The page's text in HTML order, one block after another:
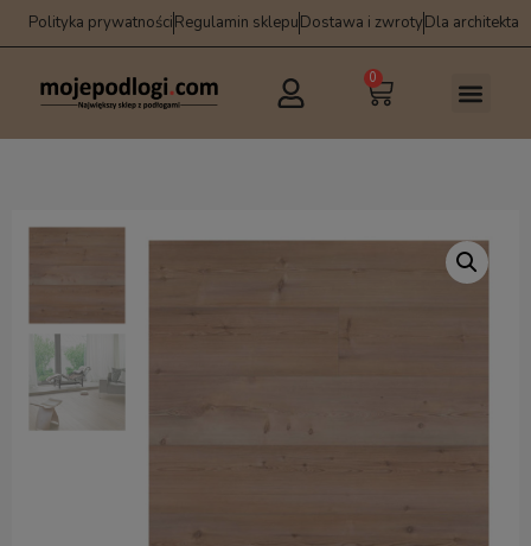
Polityka prywatnościRegulamin sklepuDostawa i zwrotyDla architekta
0